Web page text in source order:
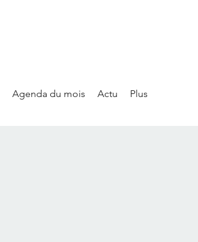
Agenda du mois Actu Plus